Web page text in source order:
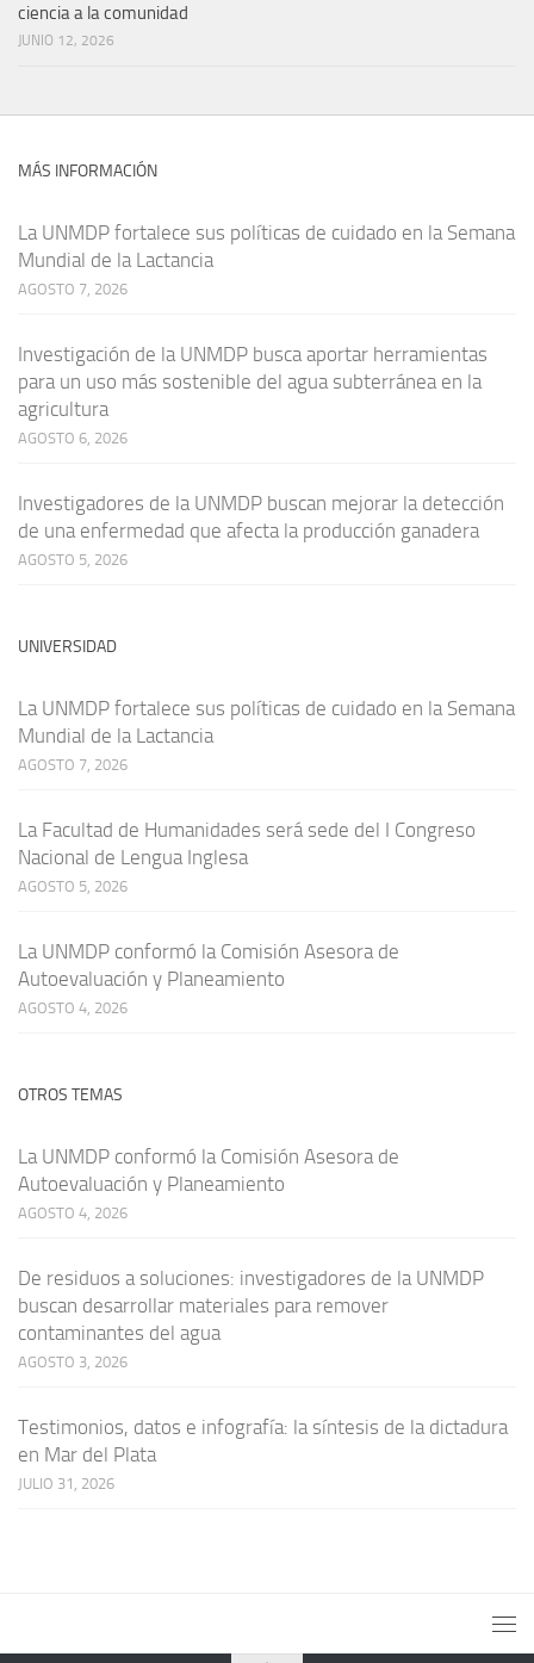
ciencia a la comunidad
JUNIO 12, 2026
MÁS INFORMACIÓN
La UNMDP fortalece sus políticas de cuidado en la Semana
Mundial de la Lactancia
AGOSTO 7, 2026
Investigación de la UNMDP busca aportar herramientas
para un uso más sostenible del agua subterránea en la
agricultura
AGOSTO 6, 2026
Investigadores de la UNMDP buscan mejorar la detección
de una enfermedad que afecta la producción ganadera
AGOSTO 5, 2026
UNIVERSIDAD
La UNMDP fortalece sus políticas de cuidado en la Semana
Mundial de la Lactancia
AGOSTO 7, 2026
La Facultad de Humanidades será sede del I Congreso
Nacional de Lengua Inglesa
AGOSTO 5, 2026
La UNMDP conformó la Comisión Asesora de
Autoevaluación y Planeamiento
AGOSTO 4, 2026
OTROS TEMAS
La UNMDP conformó la Comisión Asesora de
Autoevaluación y Planeamiento
AGOSTO 4, 2026
De residuos a soluciones: investigadores de la UNMDP
buscan desarrollar materiales para remover
contaminantes del agua
AGOSTO 3, 2026
Testimonios, datos e infografía: la síntesis de la dictadura
en Mar del Plata
JULIO 31, 2026